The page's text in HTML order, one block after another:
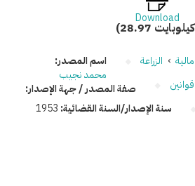
Download
› الزراعة
قوانين
سنة الإصدار/السنة القضائية: 1953
اسم المصدر:
محمد نجيب
صفة المصدر / جهة الإصدار: